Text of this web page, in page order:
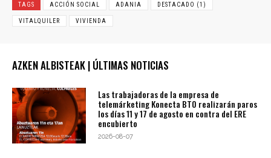
TAGS ACCIÓN SOCIAL ADANIA DESTACADO (1)
VITALQUILER VIVIENDA
AZKEN ALBISTEAK | ÚLTIMAS NOTICIAS
Las trabajadoras de la empresa de
telemárketing Konecta BTO realizarán paros
los días 11 y 17 de agosto en contra del ERE
encubierto
2026-08-07